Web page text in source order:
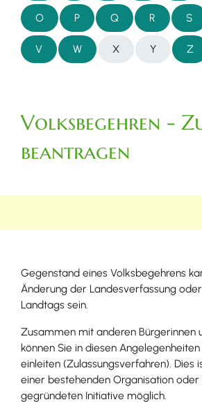
O P Q R S
V W X Y Z
Volksbegehren -
beantragen
Gegenstand eines Volksbegehrens
Änderung der Landesverfassung
Landtags sein.
Zusammen mit anderen Bürgerinnen
können Sie in diesen
einleiten (Zulassungsverfahren). Dies
einer bestehenden Organisation oder
gegründeten Initiative möglich.